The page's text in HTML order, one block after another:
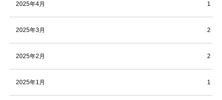
2025年4月 1
2025年3月 2
2025年2月 2
2025年1月 1